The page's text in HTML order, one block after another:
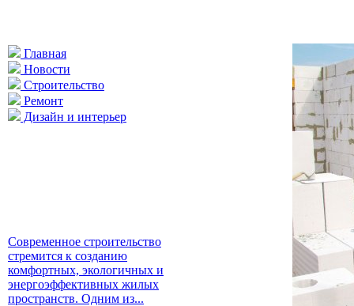
Главная
Новости
Строительство
Ремонт
Дизайн и интерьер
Современное строительство
стремится к созданию
комфортных, экологичных и
энергоэффективных жилых
пространств. Одним из...